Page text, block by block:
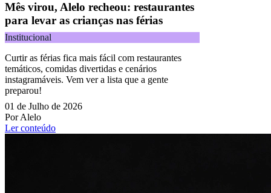
Mês virou, Alelo recheou: restaurantes
para levar as crianças nas férias
Institucional
Curtir as férias fica mais fácil com restaurantes
temáticos, comidas divertidas e cenários
instagramáveis. Vem ver a lista que a gente
preparou!
01 de Julho de 2026
Por Alelo
Ler conteúdo